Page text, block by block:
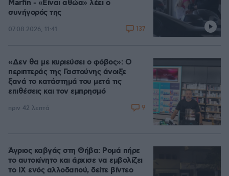
Marfin - «Είναι αθώα» λέει ο
συνήγορός της
07.08.2026, 11:41 137
«Δεν θα με κυριεύσει ο φόβος»: Ο
περιπτεράς της Γαστούνης άνοιξε
ξανά το κατάστημά του μετά τις
επιθέσεις και τον εμπρησμό
πριν 42 λεπτά 9
Άγριος καβγάς στη Θήβα: Ρομά πήρε
το αυτοκίνητο και άρχισε να εμβολίζει
το ΙΧ ενός αλλοδαπού, δείτε βίντεο